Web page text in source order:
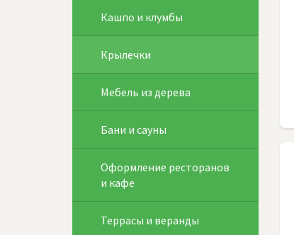
Кашпо и клумбы
Крылечки
Мебель из дерева
Бани и сауны
Оформление ресторанов
и кафе
Террасы и веранды